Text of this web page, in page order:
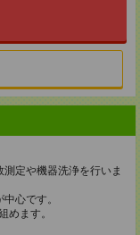
定や機器洗浄を行いま
心です。
めます。